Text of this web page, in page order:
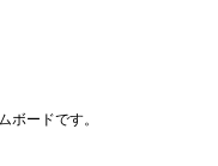
ボードです。